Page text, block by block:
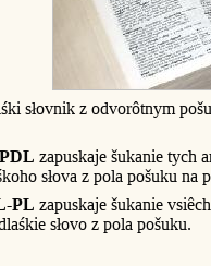
słovnik z odvorôtnym
zapuskaje šukanie tych
słova z pola pošuku na
PL zapuskaje šukanie
słovo z pola pošuku.